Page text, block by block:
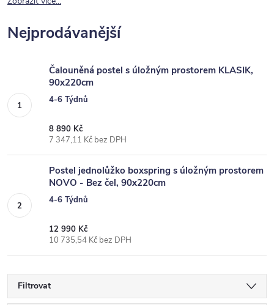
Nejprodávanější
Čalouněná postel s úložným prostorem KLASIK,
90x220cm
4-6 Týdnů
8 890 Kč
7 347,11 Kč bez DPH
Postel jednolůžko boxspring s úložným prostorem
NOVO - Bez čel, 90x220cm
4-6 Týdnů
12 990 Kč
10 735,54 Kč bez DPH
Filtrovat